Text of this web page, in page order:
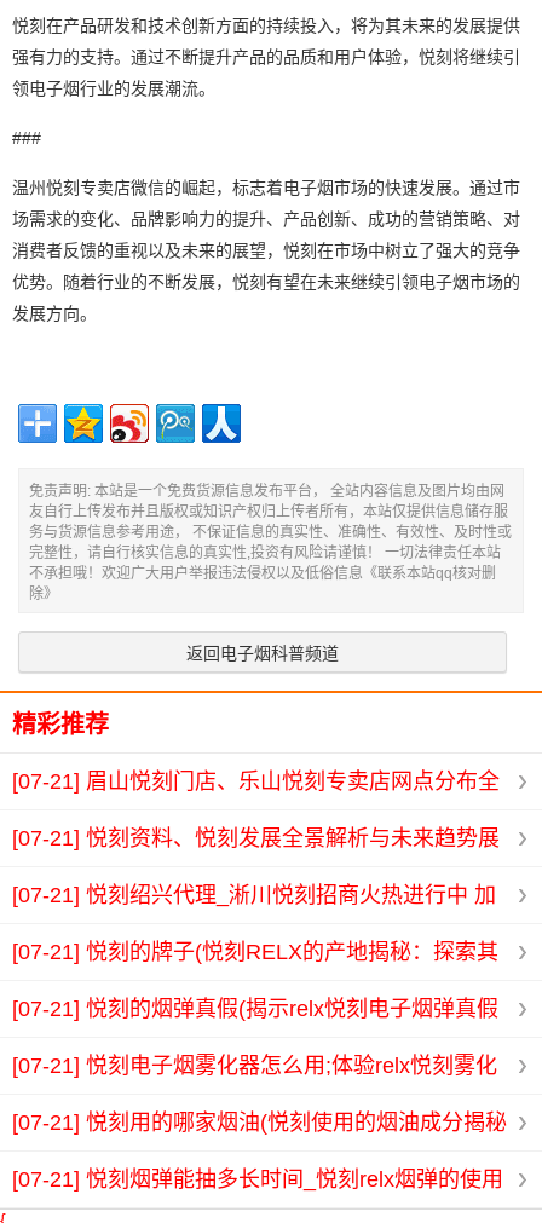
悦刻在产品研发和技术创新方面的持续投入，将为其未来的发展提供
强有力的支持。通过不断提升产品的品质和用户体验，悦刻将继续引
领电子烟行业的发展潮流。
###
温州悦刻专卖店微信的崛起，标志着电子烟市场的快速发展。通过市
场需求的变化、品牌影响力的提升、产品创新、成功的营销策略、对
消费者反馈的重视以及未来的展望，悦刻在市场中树立了强大的竞争
优势。随着行业的不断发展，悦刻有望在未来继续引领电子烟市场的
发展方向。
免责声明: 本站是一个免费货源信息发布平台， 全站内容信息及图片均由网
友自行上传发布并且版权或知识产权归上传者所有，本站仅提供信息储存服
务与货源信息参考用途， 不保证信息的真实性、准确性、有效性、及时性或
完整性，请自行核实信息的真实性,投资有风险请谨慎！ 一切法律责任本站
不承担哦！欢迎广大用户举报违法侵权以及低俗信息《联系本站qq核对删
除》
返回电子烟科普频道
精彩推荐
[07-21] 眉山悦刻门店、乐山悦刻专卖店网点分布全
解析助您轻松找到心仪产品
[07-21] 悦刻资料、悦刻发展全景解析与未来趋势展
望信息大全
[07-21] 悦刻绍兴代理_淅川悦刻招商火热进行中 加
入我们共享电子烟市场新机遇
[07-21] 悦刻的牌子(悦刻RELX的产地揭秘：探索其
背后的制造故事与品质保障)
[07-21] 悦刻的烟弹真假(揭示relx悦刻电子烟弹真假
辨别技巧与注意事项)
[07-21] 悦刻电子烟雾化器怎么用;体验relx悦刻雾化
电子烟的独特魅力与使用感受分享
[07-21] 悦刻用的哪家烟油(悦刻使用的烟油成分揭秘
与选择指南)
[07-21] 悦刻烟弹能抽多长时间_悦刻relx烟弹的使用
{